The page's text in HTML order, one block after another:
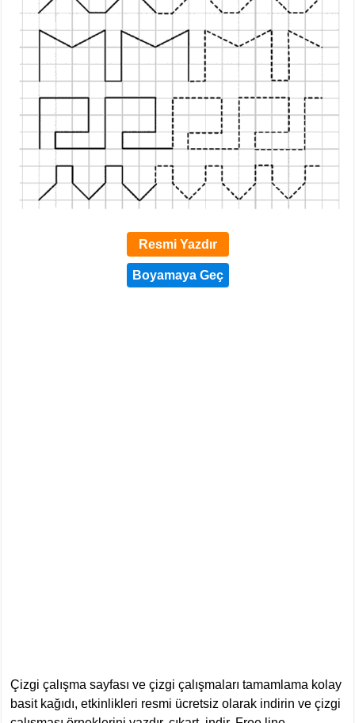
Resmi Yazdır
Çizgi çalışma sayfası ve çizgi çalışmaları tamamlama kolay
basit kağıdı, etkinlikleri resmi ücretsiz olarak indirin ve çizgi